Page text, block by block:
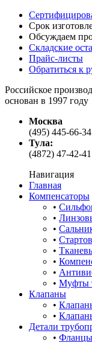
Срок
Обсуждаем
Складские
Прайс-листы
Обратиться к
Российское
основан в 1997 году
Москва
(495) 445-66-34
Тула:
(4872) 47-42-41
Навигация
Главная
Компенсаторы
•
•
•
•
•
•
•
• Муфты
Клапаны
•
•
Детали
• Фланцы